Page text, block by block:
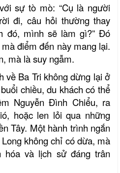
sự tò mò: “Cụ là người
đi, câu hỏi thường thay
đó, mình sẽ làm gì?” Đó
điểm đến này mang lại.
mà là suy ngẫm.
về Ba Tri không dừng lại ở
chiều, du khách có thể
Nguyễn Đình Chiểu, ra
hoặc len lỏi qua những
Tây. Một hành trình ngắn
không chỉ có dừa, mà
hóa và lịch sử đáng trân